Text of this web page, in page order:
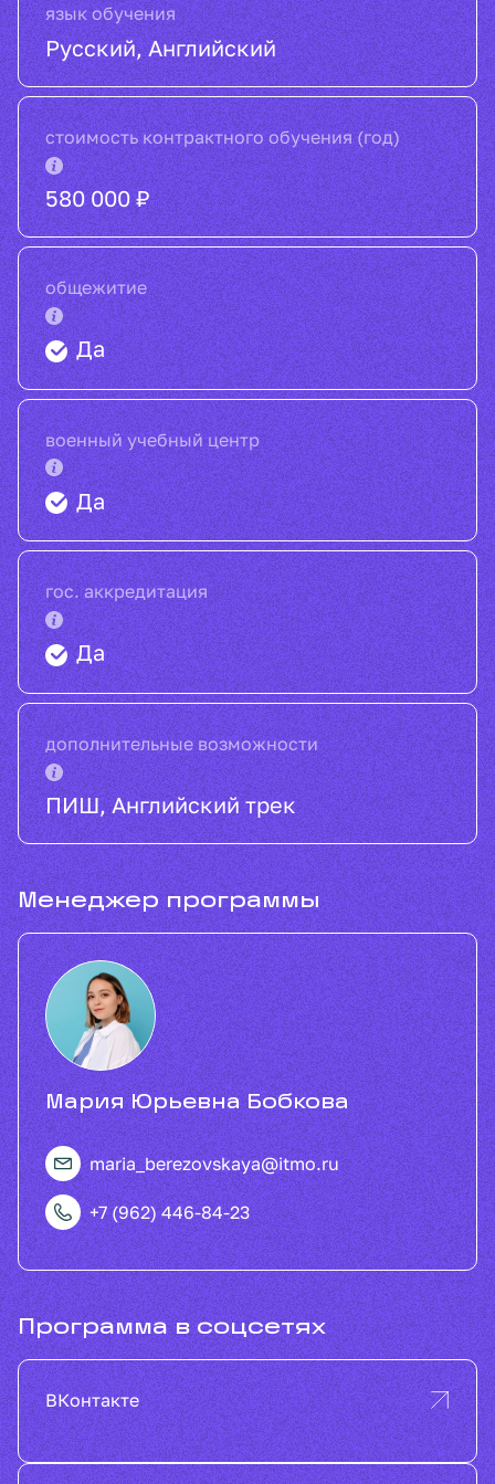
язык обучения
Русский, Английский
стоимость контрактного обучения (год)
580 000 ₽
общежитие
Да
военный учебный центр
Да
гос. аккредитация
Да
дополнительные возможности
ПИШ, Английский трек
Менеджер программы
Мария Юрьевна Бобкова
maria_berezovskaya@itmo.ru
+7 (962) 446-84-23
Программа в соцсетях
ВКонтакте